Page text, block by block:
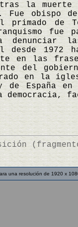
tras la
Fue obispo
primado de
fue
denunciar
desde
en las
del
en la
de España
democracia,
una resolución de 1920 x